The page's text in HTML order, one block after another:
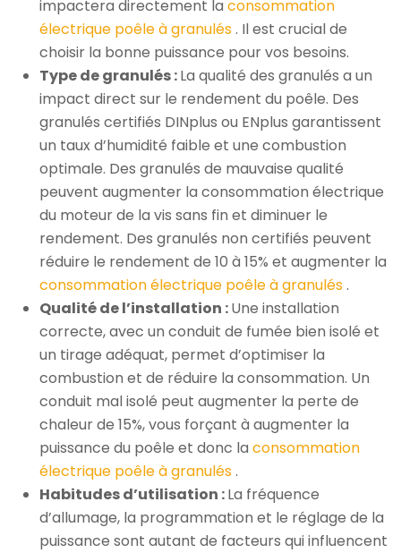
impactera directement la consommation
électrique poêle à granulés. Il est crucial de
choisir la bonne puissance pour vos besoins.
Type de granulés :La qualité des granulés a un
impact direct sur le rendement du poêle. Des
granulés certifiés DINplus ou ENplus garantissent
un taux d’humidité faible et une combustion
optimale. Des granulés de mauvaise qualité
peuvent augmenter la consommation électrique
du moteur de la vis sans fin et diminuer le
rendement. Des granulés non certifiés peuvent
réduire le rendement de 10 à 15% et augmenter la
consommation électrique poêle à granulés.
Qualité de l’installation :Une installation
correcte, avec un conduit de fumée bien isolé et
un tirage adéquat, permet d’optimiser la
combustion et de réduire la consommation. Un
conduit mal isolé peut augmenter la perte de
chaleur de 15%, vous forçant à augmenter la
puissance du poêle et donc la consommation
électrique poêle à granulés.
Habitudes d’utilisation :La fréquence
d’allumage, la programmation et le réglage de la
puissance sont autant de facteurs qui influencent